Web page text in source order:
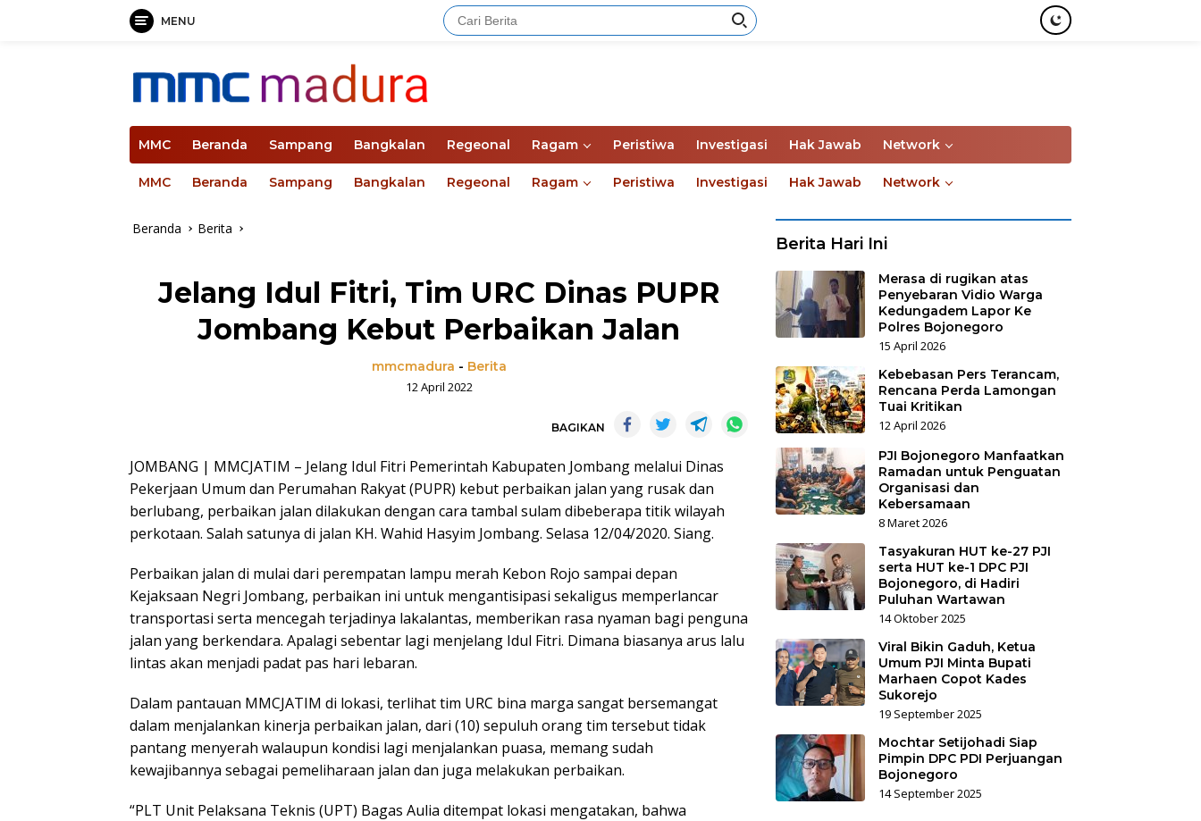
MENU
MMC Beranda Sampang Bangkalan Regeonal Ragam Peristiwa Investigasi Hak Jawab Network
MMC Beranda Sampang Bangkalan Regeonal Ragam Peristiwa Investigasi Hak Jawab Network
Beranda Berita
Jelang Idul Fitri, Tim URC Dinas PUPR
Jombang Kebut Perbaikan Jalan
mmcmadura - Berita
12 April 2022
BAGIKAN
JOMBANG | MMCJATIM – Jelang Idul Fitri Pemerintah Kabupaten Jombang melalui Dinas
Pekerjaan Umum dan Perumahan Rakyat (PUPR) kebut perbaikan jalan yang rusak dan
berlubang, perbaikan jalan dilakukan dengan cara tambal sulam dibeberapa titik wilayah
perkotaan. Salah satunya di jalan KH. Wahid Hasyim Jombang. Selasa 12/04/2020. Siang.
Perbaikan jalan di mulai dari perempatan lampu merah Kebon Rojo sampai depan
Kejaksaan Negri Jombang, perbaikan ini untuk mengantisipasi sekaligus memperlancar
transportasi serta mencegah terjadinya lakalantas, memberikan rasa nyaman bagi penguna
jalan yang berkendara. Apalagi sebentar lagi menjelang Idul Fitri. Dimana biasanya arus lalu
lintas akan menjadi padat pas hari lebaran.
Dalam pantauan MMCJATIM di lokasi, terlihat tim URC bina marga sangat bersemangat
dalam menjalankan kinerja perbaikan jalan, dari (10) sepuluh orang tim tersebut tidak
pantang menyerah walaupun kondisi lagi menjalankan puasa, memang sudah
kewajibannya sebagai pemeliharaan jalan dan juga melakukan perbaikan.
“PLT Unit Pelaksana Teknis (UPT) Bagas Aulia ditempat lokasi mengatakan, bahwa
Berita Hari Ini
Merasa di rugikan atas
Penyebaran Vidio Warga
Kedungadem Lapor Ke
Polres Bojonegoro
15 April 2026
Kebebasan Pers Terancam,
Rencana Perda Lamongan
Tuai Kritikan
12 April 2026
PJI Bojonegoro Manfaatkan
Ramadan untuk Penguatan
Organisasi dan
Kebersamaan
8 Maret 2026
Tasyakuran HUT ke-27 PJI
serta HUT ke-1 DPC PJI
Bojonegoro, di Hadiri
Puluhan Wartawan
14 Oktober 2025
Viral Bikin Gaduh, Ketua
Umum PJI Minta Bupati
Marhaen Copot Kades
Sukorejo
19 September 2025
Mochtar Setijohadi Siap
Pimpin DPC PDI Perjuangan
Bojonegoro
14 September 2025